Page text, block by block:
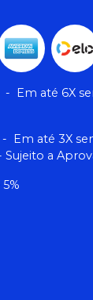
- Em até 6X
- Em até 3X
Sujeito a